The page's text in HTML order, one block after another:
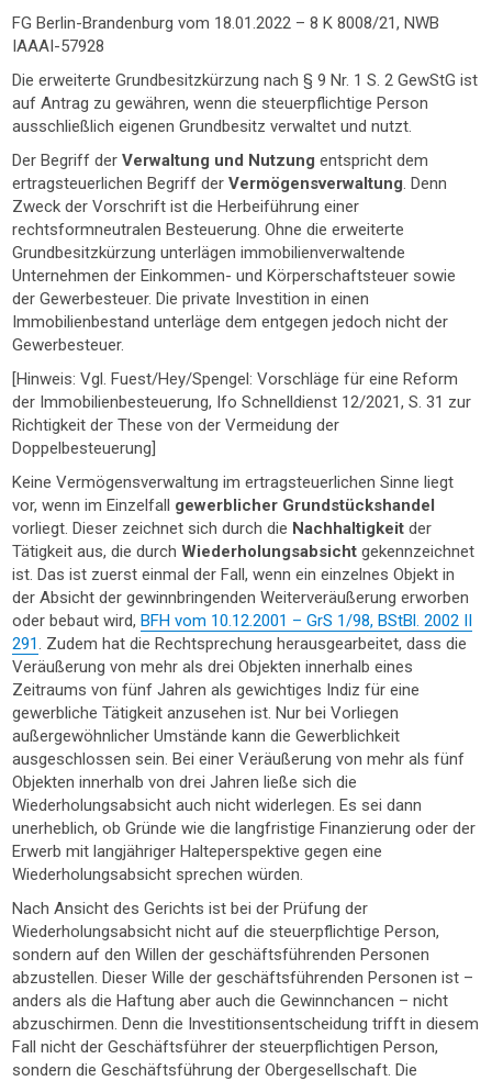
FG Berlin-Brandenburg vom 18.01.2022 – 8 K 8008/21, NWB
IAAAI-57928
Die erweiterte Grundbesitzkürzung nach § 9 Nr. 1 S. 2 GewStG ist
auf Antrag zu gewähren, wenn die steuerpflichtige Person
ausschließlich eigenen Grundbesitz verwaltet und nutzt.
Der Begriff derVerwaltung und Nutzung entspricht dem
ertragsteuerlichen Begriff derVermögensverwaltung. Denn
Zweck der Vorschrift ist die Herbeiführung einer
rechtsformneutralen Besteuerung. Ohne die erweiterte
Grundbesitzkürzung unterlägen immobilienverwaltende
Unternehmen der Einkommen- und Körperschaftsteuer sowie
der Gewerbesteuer. Die private Investition in einen
Immobilienbestand unterläge dem entgegen jedoch nicht der
Gewerbesteuer.
[Hinweis: Vgl. Fuest/Hey/Spengel: Vorschläge für eine Reform
der Immobilienbesteuerung, Ifo Schnelldienst 12/2021, S. 31 zur
Richtigkeit der These von der Vermeidung der
Doppelbesteuerung]
Keine Vermögensverwaltung im ertragsteuerlichen Sinne liegt
vor, wenn im Einzelfall gewerblicher Grundstückshandel
vorliegt. Dieser zeichnet sich durch die Nachhaltigkeitder
Tätigkeit aus, die durchWiederholungsabsichtgekennzeichnet
ist. Das ist zuerst einmal der Fall, wenn ein einzelnes Objekt in
der Absicht der gewinnbringenden Weiterveräußerung erworben
oder bebaut wird,BFH vom 10.12.2001 – GrS 1/98, BStBl. 2002 II
291. Zudem hat die Rechtsprechung herausgearbeitet, dass die
Veräußerung von mehr als drei Objekten innerhalb eines
Zeitraums von fünf Jahren als gewichtiges Indiz für eine
gewerbliche Tätigkeit anzusehen ist. Nur bei Vorliegen
außergewöhnlicher Umstände kann die Gewerblichkeit
ausgeschlossen sein. Bei einer Veräußerung von mehr als fünf
Objekten innerhalb von drei Jahren ließe sich die
Wiederholungsabsicht auch nicht widerlegen. Es sei dann
unerheblich, ob Gründe wie die langfristige Finanzierung oder der
Erwerb mit langjähriger Halteperspektive gegen eine
Wiederholungsabsicht sprechen würden.
Nach Ansicht des Gerichts ist bei der Prüfung der
Wiederholungsabsicht nicht auf die steuerpflichtige Person,
sondern auf den Willen der geschäftsführenden Personen
abzustellen. Dieser Wille der geschäftsführenden Personen ist –
anders als die Haftung aber auch die Gewinnchancen – nicht
abzuschirmen. Denn die Investitionsentscheidung trifft in diesem
Fall nicht der Geschäftsführer der steuerpflichtigen Person,
sondern die Geschäftsführung der Obergesellschaft. Die